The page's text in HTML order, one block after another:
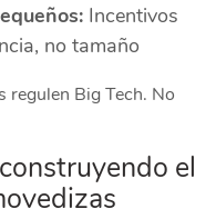
Incentivos
no tamaño
regulen Big Tech. No
el